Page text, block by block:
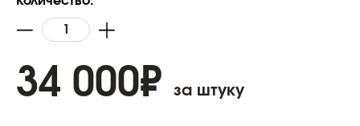
34 000₽ за штуку